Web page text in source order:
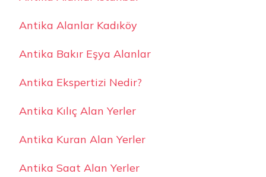
Antika Alanlar Kadıköy
Antika Bakır Eşya Alanlar
Antika Ekspertizi Nedir?
Antika Kılıç Alan Yerler
Antika Kuran Alan Yerler
Antika Saat Alan Yerler